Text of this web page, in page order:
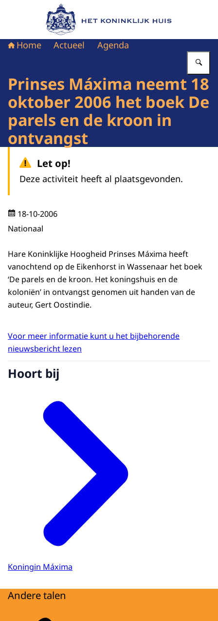
Naar de homepage van Het Koninklijk Huis
Home Actueel Agenda
Prinses Máxima neemt 18
oktober 2006 het boek De
parels en de kroon in
ontvangst
Let op!
Deze activiteit heeft al plaatsgevonden.
18-10-2006
Nationaal
Hare Koninklijke Hoogheid Prinses Máxima heeft
vanochtend op de Eikenhorst in Wassenaar het boek
‘De parels en de kroon. Het koningshuis en de
koloniën’ in ontvangst genomen uit handen van de
auteur, Gert Oostindie.
Voor meer informatie kunt u het bijbehorende
nieuwsbericht lezen
Hoort bij
Koningin Máxima
Andere talen